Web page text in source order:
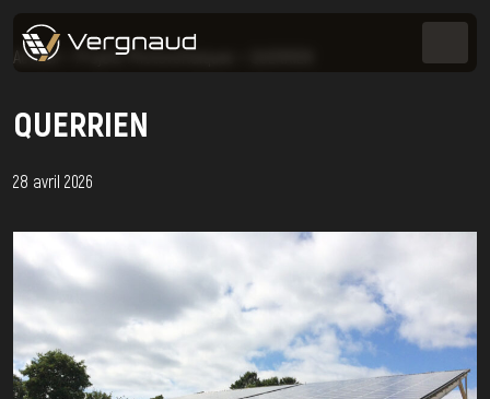
Accueil Projets Photovoltaïques
QUERRIEN
28 avril 2026